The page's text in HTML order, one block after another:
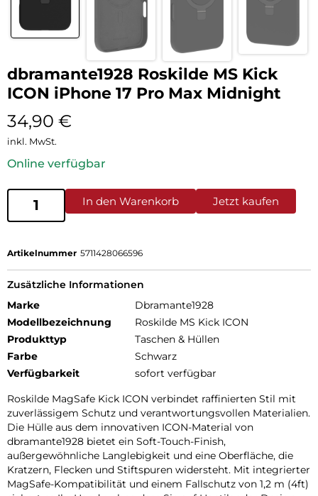
dbramante1928 Roskilde MS Kick
ICON iPhone 17 Pro Max Midnight
34,90 €
inkl. MwSt.
Online verfügbar
In den Warenkorb Jetzt kaufen
Artikelnummer 5711428066596
Zusätzliche Informationen
Marke
Dbramante1928
Modellbezeichnung
Roskilde MS Kick ICON
Produkttyp
Taschen & Hüllen
Farbe
Schwarz
Verfügbarkeit
sofort verfügbar
Roskilde MagSafe Kick ICON verbindet raffinierten Stil mit
zuverlässigem Schutz und verantwortungsvollen Materialien.
Die Hülle aus dem innovativen ICON-Material von
dbramante1928 bietet ein Soft-Touch-Finish,
außergewöhnliche Langlebigkeit und eine Oberfläche, die
Kratzern, Flecken und Stiftspuren widersteht. Mit integrierter
MagSafe-Kompatibilität und einem Fallschutz von 1,2 m (4ft)